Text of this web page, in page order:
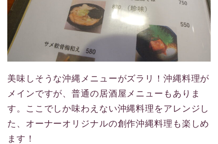
美味しそうな沖縄メニューがズラリ！沖縄料理が
メインですが、普通の居酒屋メニューもありま
す。ここでしか味わえない沖縄料理をアレンジし
た、オーナーオリジナルの創作沖縄料理も楽しめ
ます！